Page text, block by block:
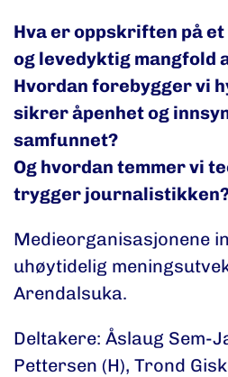
Hva er oppskriften på
og levedyktig mangfold
Hvordan forebygger vi
sikrer åpenhet og
samfunnet?
Og hvordan temmer vi
trygger
Medieorganisasjonene
uhøytidelig
Arendalsuka.
Deltakere: Åslaug Sem-
Pettersen (H), Trond